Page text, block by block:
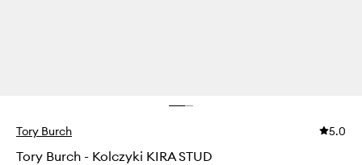
Tory Burch 5.0
Tory Burch - Kolczyki KIRA STUD